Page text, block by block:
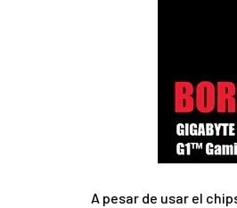
A pesar de usar el